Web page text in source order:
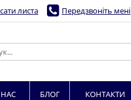
листа Передзвоніть мені
БЛОГ КОНТАКТИ